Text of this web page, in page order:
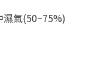
濕氣(50~75%)